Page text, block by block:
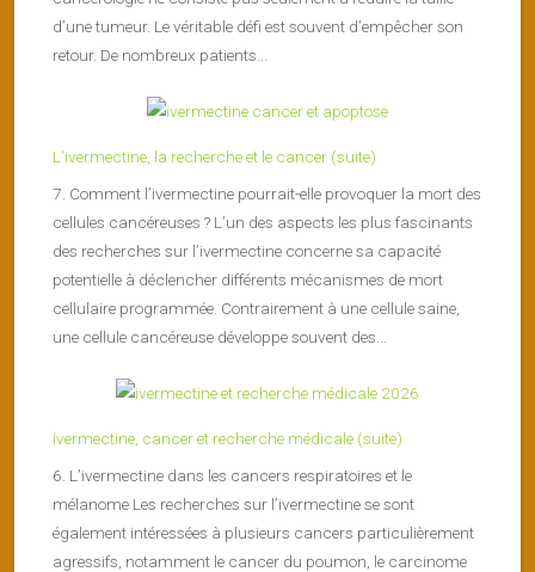
d’une tumeur. Le véritable défi est souvent d’empêcher son
retour. De nombreux patients...
L’ivermectine, la recherche et le cancer (suite)
7. Comment l’ivermectine pourrait-elle provoquer la mort des
cellules cancéreuses ? L’un des aspects les plus fascinants
des recherches sur l’ivermectine concerne sa capacité
potentielle à déclencher différents mécanismes de mort
cellulaire programmée. Contrairement à une cellule saine,
une cellule cancéreuse développe souvent des...
Ivermectine, cancer et recherche médicale (suite)
6. L’ivermectine dans les cancers respiratoires et le
mélanome Les recherches sur l’ivermectine se sont
également intéressées à plusieurs cancers particulièrement
agressifs, notamment le cancer du poumon, le carcinome